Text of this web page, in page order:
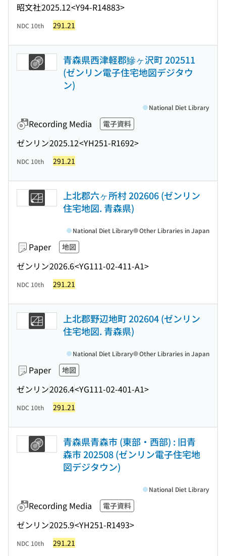
昭文社2025.12<Y94-R14883>
NDC 10th 291.21
青森県西津軽郡鰺ヶ沢町 202511
(ゼンリン電子住宅地図デジタウ
ン)
Recording Media 電子資料
ゼンリン2025.12<YH251-R1692>
National Diet Library
NDC 10th 291.21
上北郡六ヶ所村 202606 (ゼンリン
住宅地図. 青森県)
Paper 地図
ゼンリン2026.6<YG111-02-411-A1>
National Diet Library Other Libraries in Japan
NDC 10th 291.21
上北郡野辺地町 202604 (ゼンリン
住宅地図. 青森県)
Paper 地図
ゼンリン2026.4<YG111-02-401-A1>
National Diet Library Other Libraries in Japan
NDC 10th 291.21
青森県青森市 (東部・西部) : 旧青
森市 202508 (ゼンリン電子住宅地
図デジタウン)
Recording Media 電子資料
ゼンリン2025.9<YH251-R1493>
National Diet Library
NDC 10th 291.21